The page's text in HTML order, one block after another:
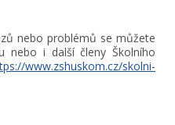
nebo problémů se můžete
nebo i další členy Školního
www.zshuskom.cz/skolni-